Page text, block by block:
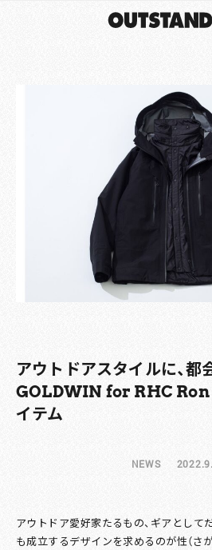
アウトドアスタイルに、都
GOLDWIN for RHC
イテム
NEWS
アウトドア愛好家たるもの、ギアとして
も成立するデザインを求めるのが性（さ